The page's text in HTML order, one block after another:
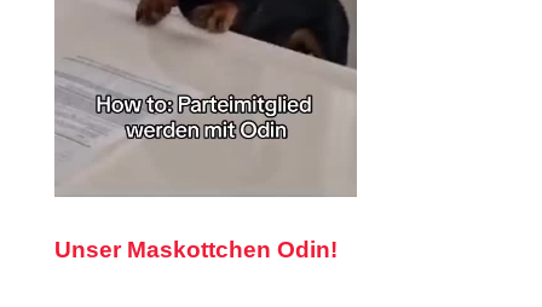
Unser Maskottchen Odin!